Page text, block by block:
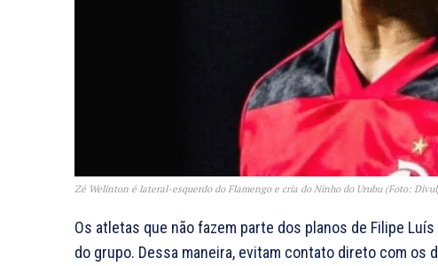
Zé Welinton é lateral-esquerdo do Flamengo e cria do Ninho do Urubu (Foto:
Os atletas que não fazem parte dos planos de Filipe
do grupo. Dessa maneira, evitam contato direto com os